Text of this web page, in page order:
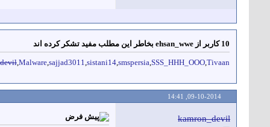
10 کاربر از ehsan_wwe بخاطر این مطلب مفید تشکر کرده اند
Malware sajjad3011 sistani14 smspersia SSS_HHH_OOO Tivaan
09-10-2014,
14:41
kamron_devil